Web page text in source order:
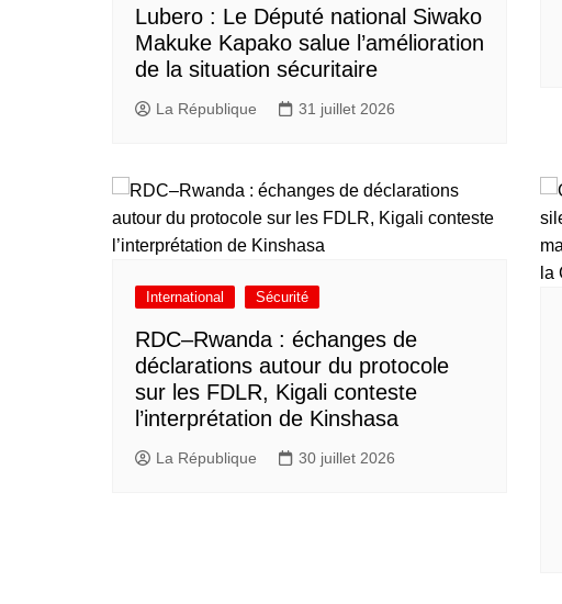
Lubero : Le Député national Siwako
Makuke Kapako salue l’amélioration
de la situation sécuritaire
La République 31 juillet 2026
International Sécurité
RDC–Rwanda : échanges de
déclarations autour du protocole
sur les FDLR, Kigali conteste
l’interprétation de Kinshasa
La République 30 juillet 2026